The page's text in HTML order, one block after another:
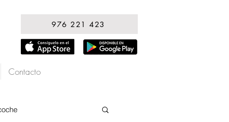
Contacto
976 221 423